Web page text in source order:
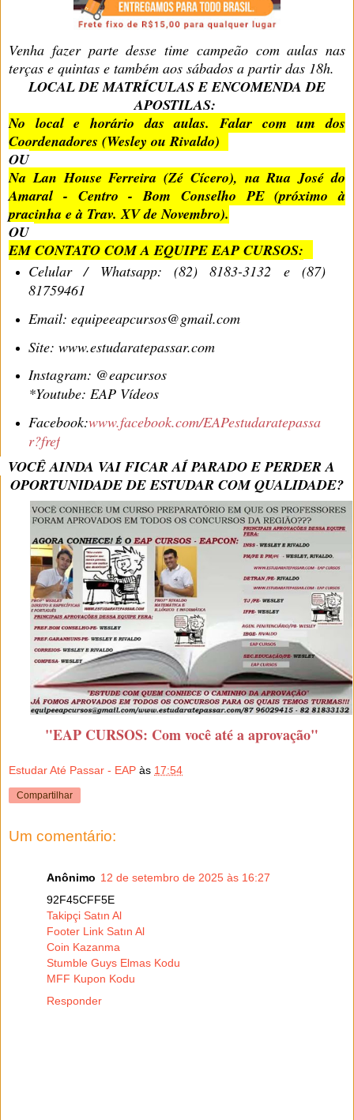
Venha fazer parte desse time campeão com aulas nas
terças e quintas e também aos sábados a partir das 18h.
LOCAL DE MATRÍCULAS E ENCOMENDA DE
APOSTILAS:
No local e horário das aulas. Falar com um dos
Coordenadores (Wesley ou Rivaldo)
OU
Na Lan House Ferreira (Zé Cícero), na Rua José do
Amaral - Centro - Bom Conselho PE (próximo à
pracinha e à Trav. XV de Novembro).
OU
EM CONTATO COM A EQUIPE EAP CURSOS:
Celular / Whatsapp: (82) 8183-3132 e (87)
81759461
Email: equipeeapcursos@gmail.com
Site: www.estudaratepassar.com
Instagram: @eapcursos
*Youtube: EAP Vídeos
Facebook:www.facebook.com/EAPestudaratepassa
r?fref
VOCÊ AINDA VAI FICAR AÍ PARADO E PERDER A
OPORTUNIDADE DE ESTUDAR COM QUALIDADE?
"EAP CURSOS: Com você até a aprovação"
Estudar Até Passar - EAP às 17:54
Compartilhar
Um comentário:
Anônimo 12 de setembro de 2025 às 16:27
92F45CFF5E
Takipçi Satın Al
Footer Link Satın Al
Coin Kazanma
Stumble Guys Elmas Kodu
MFF Kupon Kodu
Responder